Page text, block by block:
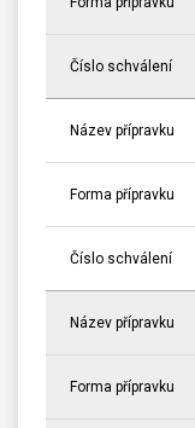
Číslo schválení
Název přípravku
Forma přípravku
Číslo schválení
Název přípravku
Forma přípravku